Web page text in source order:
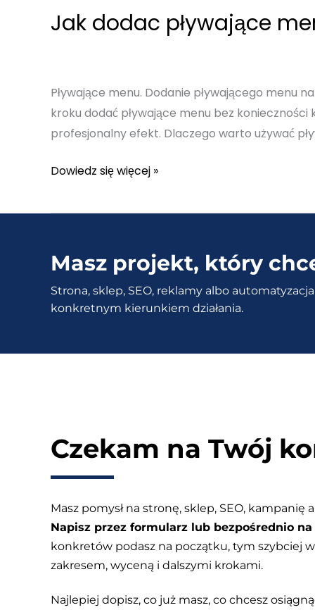
Jak dodac pływające
Pływające menu. Dodanie pływającego menu
kroku dodać pływające menu bez
profesjonalny efekt. Dlaczego warto używać
Jak
pływające
na
stronie
WordPress
bez
wtyczek?
Dowiedz się więcej »
Masz projekt, który
Strona, sklep, SEO, reklamy albo
konkretnym kierunkiem działania.
Czekam na Twój
Masz pomysł na stronę, sklep, SEO, kampanię
Napisz przez formularz lub bezpośrednio
konkretów podasz na początku, tym szybciej
zakresem, wyceną i dalszymi krokami.
Najlepiej dopisz, co już masz, co chcesz